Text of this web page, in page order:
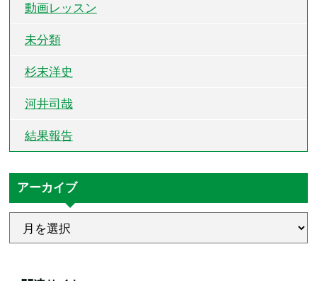
動画レッスン
未分類
杉末洋史
河井司哉
結果報告
アーカイブ